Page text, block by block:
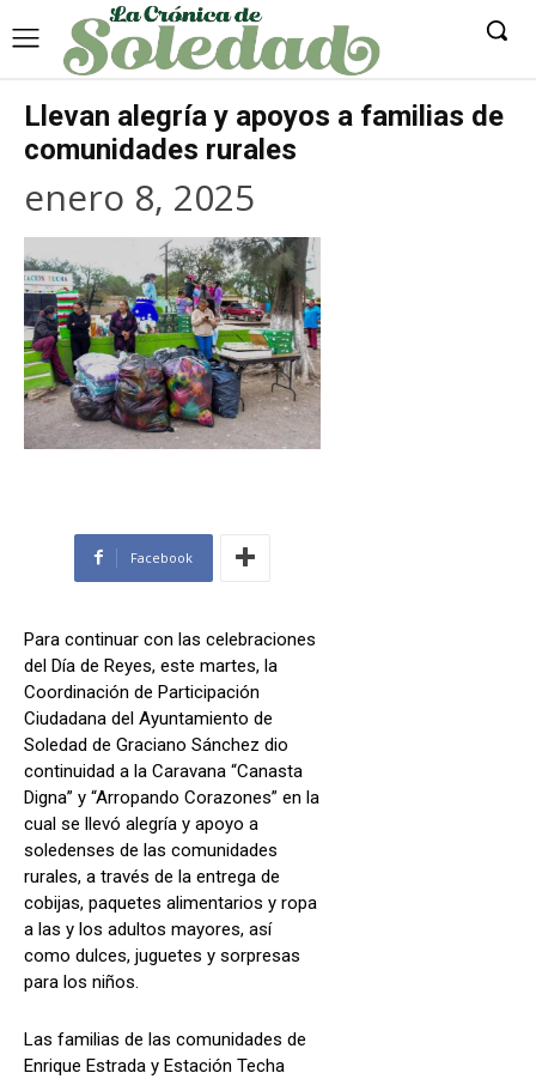
Llevan alegría y apoyos a familias de
comunidades rurales
enero 8, 2025
Facebook
Para continuar con las celebraciones
del Día de Reyes, este martes, la
Coordinación de Participación
Ciudadana del Ayuntamiento de
Soledad de Graciano Sánchez dio
continuidad a la Caravana “Canasta
Digna” y “Arropando Corazones” en la
cual se llevó alegría y apoyo a
soledenses de las comunidades
rurales, a través de la entrega de
cobijas, paquetes alimentarios y ropa
a las y los adultos mayores, así
como dulces, juguetes y sorpresas
para los niños.
Las familias de las comunidades de
Enrique Estrada y Estación Techa